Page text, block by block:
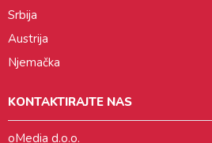
Srbija
Austrija
Njemačka
KONTAKTIRAJTE NAS
oMedia d.o.o.